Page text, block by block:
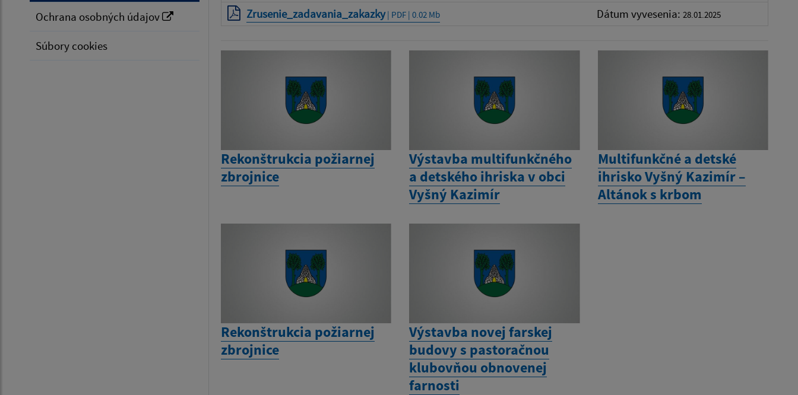
Ochrana osobných údajov
Súbory cookies
Zrusenie_zadavania_zakazky| PDF | 0.02 Mb Dátum vyvesenia: 28.01.2025
Rekonštrukcia požiarnej
zbrojnice
Výstavba multifunkčného
a detského ihriska v obci
Vyšný Kazimír
Multifunkčné a detské
ihrisko Vyšný Kazimír –
Altánok s krbom
Rekonštrukcia požiarnej
zbrojnice
Výstavba novej farskej
budovy s pastoračnou
klubovňou obnovenej
farnosti